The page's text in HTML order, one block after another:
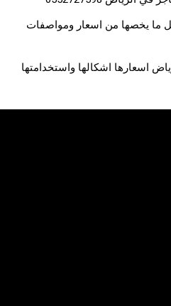
ما يخصها من اسعار ومواصفات
اسعارها اشكالها واستخدامتها